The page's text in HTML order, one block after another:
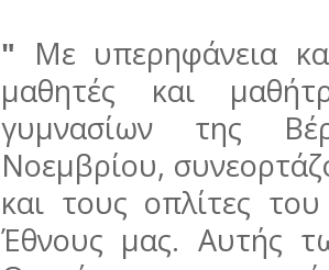
" Με υπερηφάνεια
μαθητές και
γυμνασίων της
Νοεμβρίου,
και τους οπλίτες
Έθνους μας. Αυτής